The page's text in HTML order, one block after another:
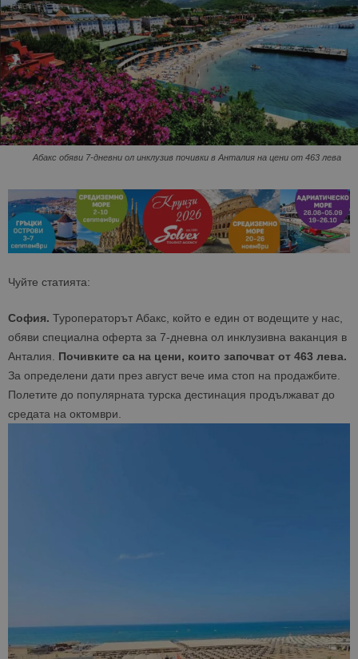
Абакс обяви 7-дневни ол инклузив почивки в Анталия на цени от 463 лева
Чуйте статията:
София. Туроператорът Абакс, който е един от водещите у нас,
обяви специална оферта за 7-дневна ол инклузивна ваканция в
Анталия. Почивките са на цени, които започват от 463 лева.
За определени дати през август вече има стоп на продажбите.
Полетите до популярната турска дестинация продължават до
средата на октомври.